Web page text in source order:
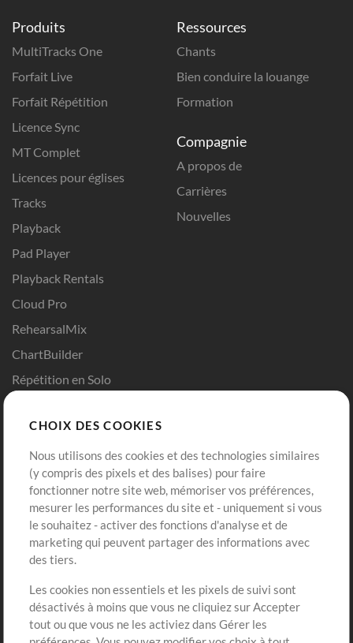
Produits
MultiTracks One
Forfait Live
Forfait Répétition
Licence Sync
MT Complet
Licences pour églises
Tracks
Playback
Pad Player
Playback Rentals
Cloud Pro
RehearsalMix
ChartBuilder
Répétition en Solo
Modèles ProPresenter
Sons
Ressources
Chants
Bien conduire la louange
Formation
Compagnie
A propos de
Carrières
Nouvelles
Boutique
Acheter des crédits
Contenu gratuit
Demander les pistes
Extras
Sessions
Compte
Connexion
S'inscrire
CHOIX DES COOKIES
Nous utilisons des cookies et des technologies similaires
(y compris des pixels et des balises) pour faire
fonctionner notre site web, mémoriser vos préférences,
mesurer les performances du site et - uniquement si vous
le souhaitez - activer des fonctions d'analyse et de
marketing qui peuvent partager des informations avec
des tiers.
Les cookies non essentiels et les pixels de suivi sont
désactivés à moins que vous ne cliquiez sur Accepter
tout ou que vous ne les activiez dans Gérer les